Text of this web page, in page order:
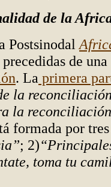
de la
Postsinodal
de una
. La primera
la
la
formada por
; 2)
toma tu